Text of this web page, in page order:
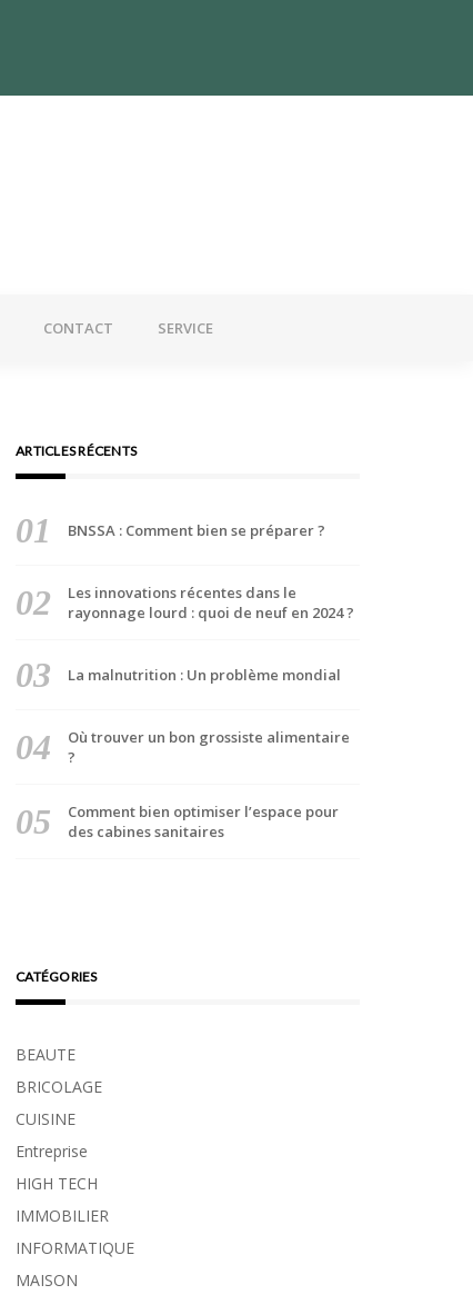
CONTACT SERVICE
ARTICLES RÉCENTS
BNSSA : Comment bien se préparer ?
Les innovations récentes dans le
rayonnage lourd : quoi de neuf en 2024 ?
La malnutrition : Un problème mondial
Où trouver un bon grossiste alimentaire
?
Comment bien optimiser l’espace pour
des cabines sanitaires
CATÉGORIES
BEAUTE
BRICOLAGE
CUISINE
Entreprise
HIGH TECH
IMMOBILIER
INFORMATIQUE
MAISON